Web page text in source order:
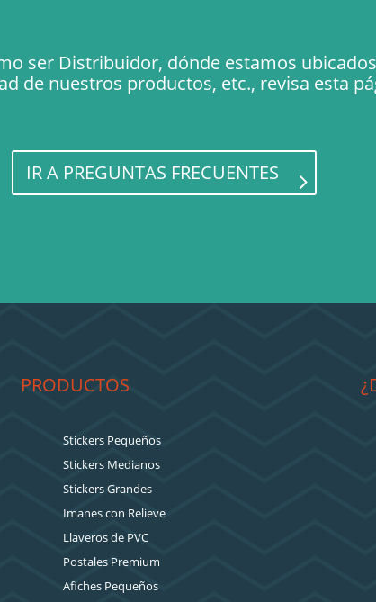
ser Distribuidor, dónde estamos
de nuestros productos, etc., revisa esta
IR A PREGUNTAS FRECUENTES
PRODUCTOS
Stickers Pequeños
Stickers Medianos
Stickers Grandes
Imanes con Relieve
Llaveros de PVC
Postales Premium
Afiches Pequeños